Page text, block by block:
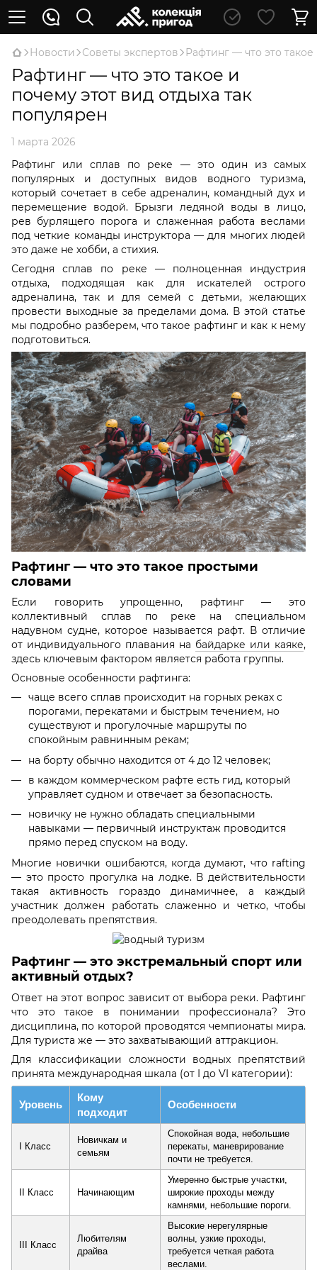
Новости Советы экспертов Рафтинг — что это
Рафтинг — что это такое и
почему этот вид отдыха так
популярен
1 марта 2026
Рафтинг или сплав по реке — это один из самых
популярных и доступных видов водного туризма,
который сочетает в себе адреналин, командный дух и
перемещение водой. Брызги ледяной воды в лицо,
рев бурлящего порога и слаженная работа веслами
под четкие команды инструктора — для многих людей
это даже не хобби, а стихия.
Сегодня сплав по реке — полноценная индустрия
отдыха, подходящая как для искателей острого
адреналина, так и для семей с детьми, желающих
провести выходные за пределами дома. В этой статье
мы подробно разберем, что такое рафтинг и как к нему
подготовиться.
Рафтинг — что это такое простыми
словами
Если говорить упрощенно, рафтинг — это
коллективный сплав по реке на специальном
надувном судне, которое называется рафт. В отличие
от индивидуального плавания на байдарке или каяке,
здесь ключевым фактором является работа группы.
Основные особенности рафтинга:
чаще всего сплав происходит на горных реках с
порогами, перекатами и быстрым течением, но
существуют и прогулочные маршруты по
спокойным равнинным рекам;
на борту обычно находится от 4 до 12 человек;
в каждом коммерческом рафте есть гид, который
управляет судном и отвечает за безопасность.
новичку не нужно обладать специальными
навыками — первичный инструктаж проводится
прямо перед спуском на воду.
Многие новички ошибаются, когда думают, что rafting
— это просто прогулка на лодке. В действительности
такая активность гораздо динамичнее, а каждый
участник должен работать слаженно и четко, чтобы
преодолевать препятствия.
Рафтинг — это экстремальный спорт или
активный отдых?
Ответ на этот вопрос зависит от выбора реки. Рафтинг
что это такое в понимании профессионала? Это
дисциплина, по которой проводятся чемпионаты мира.
Для туриста же — это захватывающий аттракцион.
Для классификации сложности водных препятствий
принята международная шкала (от I до VI категории):
Уровень
Кому
подходит
Особенности
I Класс
Новичкам и
семьям
Спокойная вода, небольшие
перекаты, маневрирование
почти не требуется.
II Класс Начинающим
Умеренно быстрые участки,
широкие проходы между
камнями, небольшие пороги.
III Класс
Любителям
драйва
Высокие нерегулярные
волны, узкие проходы,
требуется четкая работа
веслами.